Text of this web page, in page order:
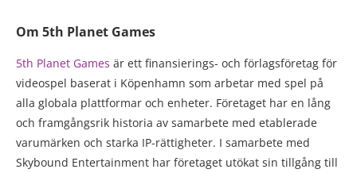
Om 5th Planet Games
5th Planet Games är ett finansierings- och förlagsföretag för
videospel baserat i Köpenhamn som arbetar med spel på
alla globala plattformar och enheter. Företaget har en lång
och framgångsrik historia av samarbete med etablerade
varumärken och starka IP-rättigheter. I samarbete med
Skybound Entertainment har företaget utökat sin tillgång till